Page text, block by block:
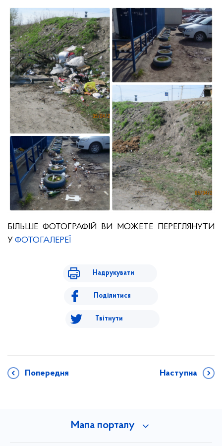
БІЛЬШЕ ФОТОГРАФІЙ ВИ МОЖЕТЕ ПЕРЕГЛЯНУТИ
У ФОТОГАЛЕРЕЇ
Надрукувати
Поділитися
Твітнути
Попередня Наступна
Мапа порталу